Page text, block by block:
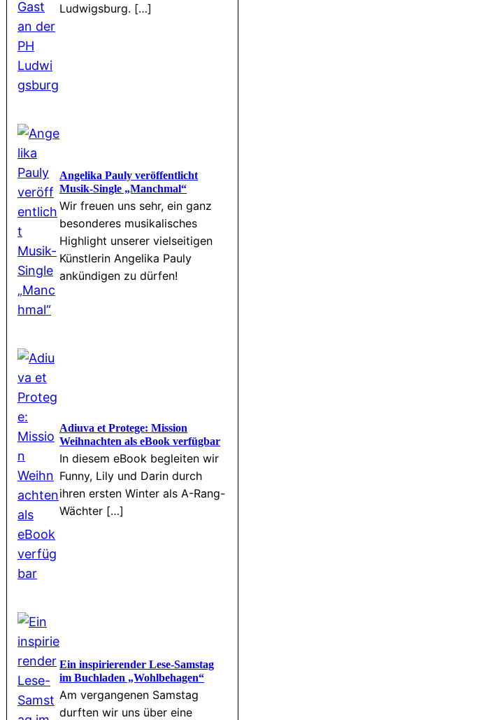
Ludwigsburg. […]
Angelika Pauly veröffentlicht
Musik-Single „Manchmal“
Wir freuen uns sehr, ein ganz
besonderes musikalisches
Highlight unserer vielseitigen
Künstlerin Angelika Pauly
ankündigen zu dürfen!
Adiuva et Protege: Mission
Weihnachten als eBook verfügbar
In diesem eBook begleiten wir
Funny, Lily und Darin durch
ihren ersten Winter als A-Rang-
Wächter […]
Ein inspirierender Lese-Samstag
im Buchladen „Wohlbehagen“
Am vergangenen Samstag
durften wir uns über eine